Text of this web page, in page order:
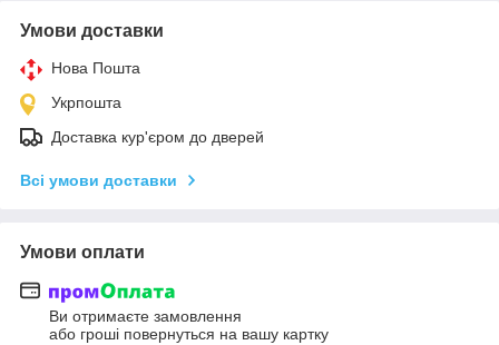
Умови доставки
Нова Пошта
Укрпошта
Доставка кур'єром до дверей
Всі умови доставки
Умови оплати
Ви отримаєте замовлення
або гроші повернуться на вашу картку